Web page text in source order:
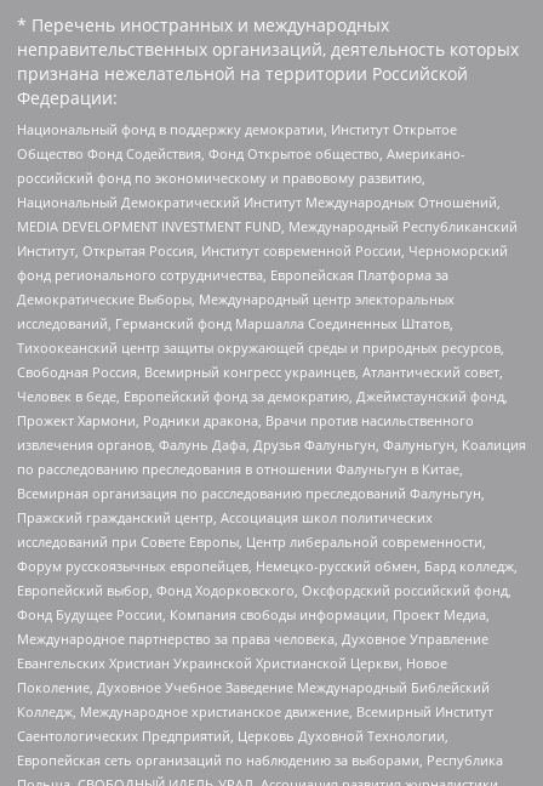
* Перечень иностранных и международных
неправительственных организаций, деятельность которых
признана нежелательной на территории Российской
Федерации:
Национальный фонд в поддержку демократии, Институт Открытое
Общество Фонд Содействия, Фонд Открытое общество, Американо-
российский фонд по экономическому и правовому развитию,
Национальный Демократический Институт Международных Отношений,
MEDIA DEVELOPMENT INVESTMENT FUND, Международный Республиканский
Институт, Открытая Россия, Институт современной России, Черноморский
фонд регионального сотрудничества, Европейская Платформа за
Демократические Выборы, Международный центр электоральных
исследований, Германский фонд Маршалла Соединенных Штатов,
Тихоокеанский центр защиты окружающей среды и природных ресурсов,
Свободная Россия, Всемирный конгресс украинцев, Атлантический совет,
Человек в беде, Европейский фонд за демократию, Джеймстаунский фонд,
Прожект Хармони, Родники дракона, Врачи против насильственного
извлечения органов, Фалунь Дафа, Друзья Фалуньгун, Фалуньгун, Коалиция
по расследованию преследования в отношении Фалуньгун в Китае,
Всемирная организация по расследованию преследований Фалуньгун,
Пражский гражданский центр, Ассоциация школ политических
исследований при Совете Европы, Центр либеральной современности,
Форум русскоязычных европейцев, Немецко-русский обмен, Бард колледж,
Европейский выбор, Фонд Ходорковского, Оксфордский российский фонд,
Фонд Будущее России, Компания свободы информации, Проект Медиа,
Международное партнерство за права человека, Духовное Управление
Евангельских Христиан Украинской Христианской Церкви, Новое
Поколение, Духовное Учебное Заведение Международный Библейский
Колледж, Международное христианское движение, Всемирный Институт
Саентологических Предприятий, Церковь Духовной Технологии,
Европейская сеть организаций по наблюдению за выборами, Республика